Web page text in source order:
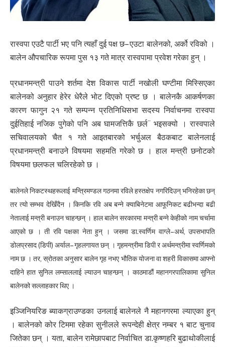
रास्वपा एउटै पार्टी भए पनि त्यहाँ दुई पक्ष छ– एउटा बालेनको, अर्को रविको ।
बालेन औपचारिक रूपमा पुस १३ गते मात्र रास्वपामा प्रवेश गरेका हुन् ।
प्रधानमन्त्री पाउने शर्तमा देश विकास पार्टी नखोली घण्टीमा मिस्सिएका
बालेनको अनुहार हेरेर धेरैले भोट दिएको प्रष्ट छ । बालेनकै आकर्षणका
कारण फागुन २१ गते सम्पन्न प्रतिनिधिसभा सदस्य निर्वाचनमा रास्वपा
दुईतिहाई नजिक पुगेको पनि अब घामजत्तिकै छर्ल¨ भइसक्यो । रास्वपाले
सचिवालयको चैत १ गते आइतबारको भर्चुअल बैठकबाट बालेनलाई
प्रधानमन्त्री बनाउने विषयमा सहमति गरेको छ । हाल मन्त्री छनोटको
विषयमा छलफल चलिरहेको छ ।
बालेनले निकटस्थहरूलाई मन्त्रिमण्डल गठनमा रविले हस्तक्षेप नगरिदिउन् भनिरहेका छन्
तर त्यो सम्भव देखिँदैन । किनकि रवि अब बन्ने क्याबिनेटमा आफूनिकट बढीभन्दा बढी
नेतालाई मन्त्री बनाउन चाहन्छन् । हाल बालेन सरकारमा मन्त्री बन्ने केहीको नाम चर्चामा
आएको छ । ती रवि पक्षका नेता हुन् । जसमा डा.स्वर्णिम वाग्ले–अर्थ, उपसभापति
डोलप्रसाद (डिपी) अर्याल– गृहलगायत छन् । गृहमन्त्रीमा डिपी र अर्थमन्त्रीमा स्वर्णिमको
नाम छ । तर, स्रोतका अनुसार बालेन गृह नभए भौतिक योजना वा शहरी विकासमा आफ्नो
दाहिने हात सुनिल लम्साललाई ल्याउन चाहन्छन् । काठमाडौं महानगरपालिकामा सुनिल
बालेनको सल्लाहकार थिए ।
इञ्जिनियरिङ ब्याकग्राउण्डका उनलाई बालेनले नै महानगरमा ल्याएका हुन्
। बालेनको कोर टिममा रहेका सुनीलले रूपन्देही क्षेत्र नम्बर १ बाट चुनाव
जितेका छन् । यता, बालेन रामेछापबाट निर्वाचित डा.कृष्णहरि बुढाथोकीलाई